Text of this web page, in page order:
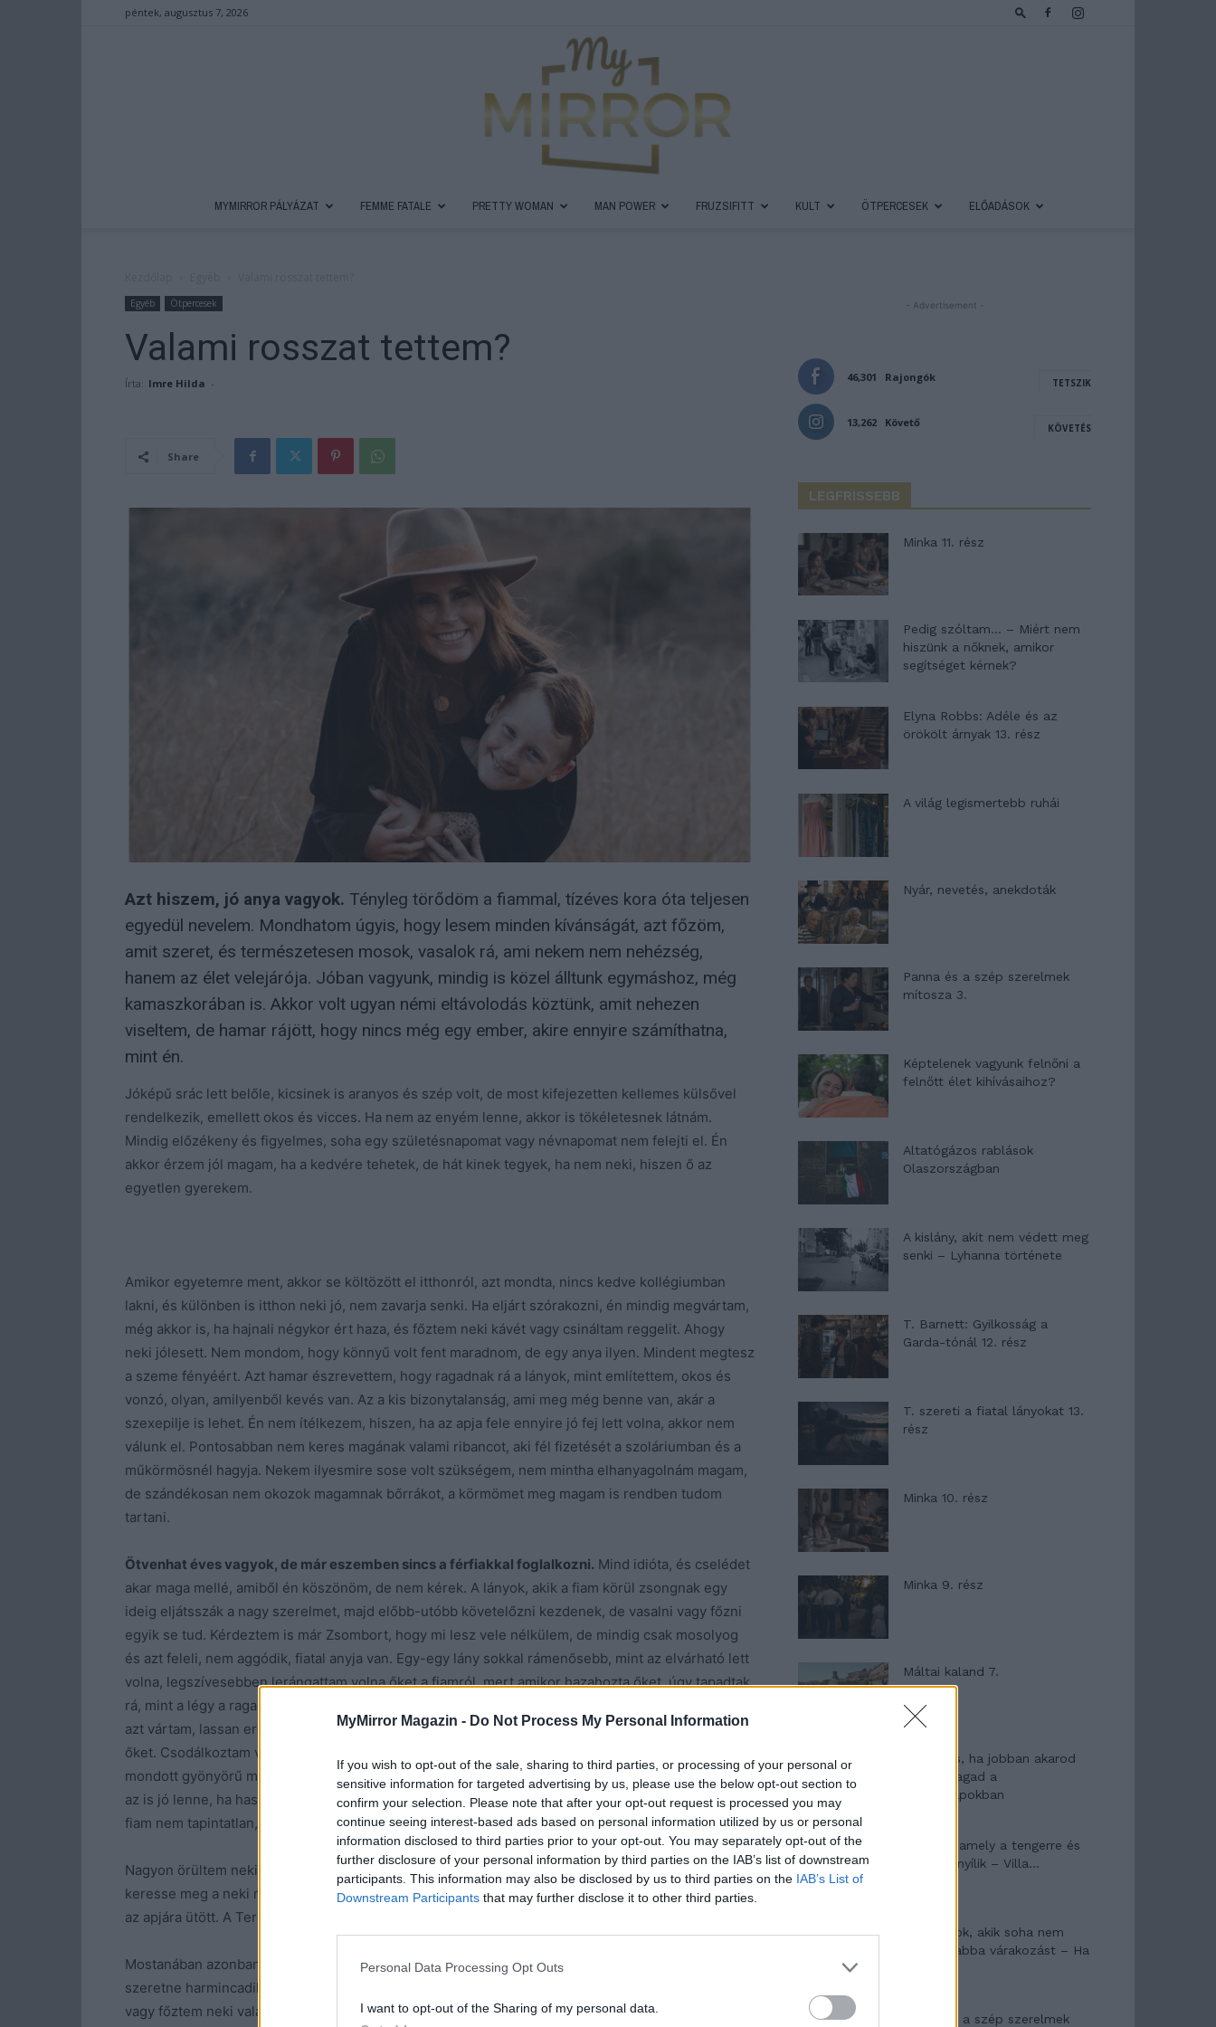
MyMirror Magazin - Do Not Process My Personal Information
If you wish to opt-out of the sale, sharing to third parties, or processing of your personal or
sensitive information for targeted advertising by us, please use the below opt-out section to
confirm your selection. Please note that after your opt-out request is processed you may
continue seeing interest-based ads based on personal information utilized by us or personal
information disclosed to third parties prior to your opt-out. You may separately opt-out of the
further disclosure of your personal information by third parties on the IAB’s list of downstream
participants. This information may also be disclosed by us to third parties on the IAB’s List of
Downstream Participants that may further disclose it to other third parties.
Personal Data Processing Opt Outs
I want to opt-out of the Sharing of my personal data.
péntek, augusztus 7, 2026
MYMIRROR PÁLYÁZAT FEMME FATALE PRETTY WOMAN MAN POWER FRUZSIFITT KULT ÖTPERCESEK ELŐADÁSOK
Egyéb Ötpercesek
Valami rosszat tettem?
Írta: Imre Hilda -
Share
Azt hiszem, jó anya vagyok. Tényleg törődöm a fiammal, tízéves kora óta teljesen
egyedül nevelem. Mondhatom úgyis, hogy lesem minden kívánságát, azt főzöm,
amit szeret, és természetesen mosok, vasalok rá, ami nekem nem nehézség,
hanem az élet velejárója. Jóban vagyunk, mindig is közel álltunk egymáshoz, még
kamaszkorában is. Akkor volt ugyan némi eltávolodás köztünk, amit nehezen
viseltem, de hamar rájött, hogy nincs még egy ember, akire ennyire számíthatna,
mint én.
Jóképű srác lett belőle, kicsinek is aranyos és szép volt, de most kifejezetten kellemes külsővel
rendelkezik, emellett okos és vicces. Ha nem az enyém lenne, akkor is tökéletesnek látnám.
Mindig előzékeny és figyelmes, soha egy születésnapomat vagy névnapomat nem felejti el. Én
akkor érzem jól magam, ha a kedvére tehetek, de hát kinek tegyek, ha nem neki, hiszen ő az
egyetlen gyerekem.
Amikor egyetemre ment, akkor se költözött el itthonról, azt mondta, nincs kedve kollégiumban
lakni, és különben is itthon neki jó, nem zavarja senki. Ha eljárt szórakozni, én mindig megvártam,
még akkor is, ha hajnali négykor ért haza, és főztem neki kávét vagy csináltam reggelit. Ahogy
neki jólesett. Nem mondom, hogy könnyű volt fent maradnom, de egy anya ilyen. Mindent megtesz
a szeme fényéért. Azt hamar észrevettem, hogy ragadnak rá a lányok, mint említettem, okos és
vonzó, olyan, amilyenből kevés van. Az a kis bizonytalanság, ami meg még benne van, akár a
szexepilje is lehet. Én nem ítélkezem, hiszen, ha az apja fele ennyire jó fej lett volna, akkor nem
válunk el. Pontosabban nem keres magának valami ribancot, aki fél fizetését a szoláriumban és a
műkörmösnél hagyja. Nekem ilyesmire sose volt szükségem, nem mintha elhanyagolnám magam,
de szándékosan nem okozok magamnak bőrrákot, a körmömet meg magam is rendben tudom
tartani.
Ötvenhat éves vagyok, de már eszemben sincs a férfiakkal foglalkozni. Mind idióta, és cselédet
akar maga mellé, amiből én köszönöm, de nem kérek. A lányok, akik a fiam körül zsongnak egy
ideig eljátsszák a nagy szerelmet, majd előbb-utóbb követelőzni kezdenek, de vasalni vagy főzni
egyik se tud. Kérdeztem is már Zsombort, hogy mi lesz vele nélkülem, de mindig csak mosolyog
és azt feleli, nem aggódik, fiatal anyja van. Egy-egy lány sokkal rámenősebb, mint az elvárható lett
volna, legszívesebben lerángattam volna őket a fiamról, mert amikor hazahozta őket, úgy tapadtak
rá, mint a légy a ragadós papírra. Ellenszenvesek voltak, nyafogtak, és köszönni is alig tudtak. Már
azt vártam, lassan erőszakot tesznek a fiamon, annyira nyomultak, de Zsombor végül lekoptatta
őket. Csodálkoztam volna, ha ilyen lányok mellett boldog lett volna, ám mindig legyintett, és annyit
mondott gyönyörű mosollyal az arcán, hogy ő olyan lányt szeretne, aki nekem is megfelel. Persze
az is jó lenne, ha hasonlítana rám. Nem külsőleg, hanem jellemében. Ezt nem őt tette hozzá, az én
fiam nem tapintatlan, ezt én gondoltam, mert ez így természetes.
Nagyon örültem neki, hogy még keresgél, mert egy férfiember ne nősüljön korán, és tényleg
keresse meg a neki megfelelőt, és aztán horgonyozzon le. Ő nem az a csapodár fajta, ebben nem
az apjára ütött. A Teremtő úgy látszik, mégiscsak kárpótolni akar valamivel.
Mostanában azonban megváltozott a fiam. Mintha titkolna előlem valamit. Kérdeztem tőle, mit
szeretne harmincadik születésnapjára, de nem adott egyenes választ, csak hümmögött. Máskor
vagy főztem neki valami extrafinomat, vagy elmentünk étterembe. Most azonban nem állt elő
- Advertisement -
46,301 Rajongók TETSZIK
13,262 Követő KÖVETÉS
LEGFRISSEBB
Minka 11. rész
Pedig szóltam… – Miért nem
hiszünk a nőknek, amikor
segítséget kérnek?
Elyna Robbs: Adéle és az
örökölt árnyak 13. rész
A világ legismertebb ruhái
Nyár, nevetés, anekdoták
Panna és a szép szerelmek
mítosza 3.
Képtelenek vagyunk felnőni a
felnőtt élet kihívásaihoz?
Altatógázos rablások
Olaszországban
A kislány, akit nem védett meg
senki – Lyhanna története
T. Barnett: Gyilkosság a
Garda-tónál 12. rész
T. szereti a fiatal lányokat 13.
rész
Minka 10. rész
Minka 9. rész
Máltai kaland 7.
10 tanács, ha jobban akarod
érezni magad a
hétköznapokban
Egy ház, amely a tengerre és
a fényre nyílik – Villa...
A családok, akik soha nem
hagyták abba várakozást – Ha
Panna és a szép szerelmek